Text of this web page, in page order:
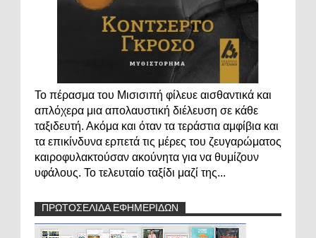
Το πέρασμα του Μισισιπή φίλευε αισθαντικά και
απλόχερα μια απολαυστική διέλευση σε κάθε
ταξιδευτή. Ακόμα και όταν τα τεράστια αμφίβια και
τα επικίνδυνα ερπετά τις μέρες του ζευγαρώματος
καιροφυλακτούσαν ακούνητα για να θυμίζουν
υφάλους. Το τελευταίο ταξίδι μαζί της...
ΠΡΩΤΟΣΕΛΙΔΑ ΕΦΗΜΕΡΙΔΩΝ